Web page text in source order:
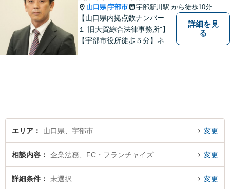
山口県|宇部市 宇部新川駅 から徒歩10分
【山口県内拠点数ナンバー
１”旧大賀綜合法律事務所"】
【宇部市役所徒歩５分】ネッ
詳細を見
る
エリア 山口県、宇部市 変更
相談内容 企業法務、FC・フランチャイズ 変更
詳細条件 未選択 変更